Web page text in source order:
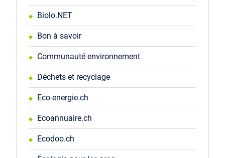
Biolo.NET
Bon à savoir
Communauté environnement
Déchets et recyclage
Eco-energie.ch
Ecoannuaire.ch
Ecodoo.ch